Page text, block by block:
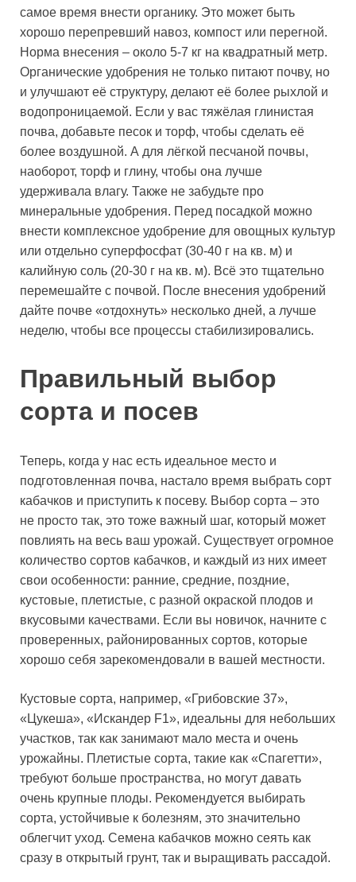
самое время внести органику. Это может быть
хорошо перепревший навоз, компост или перегной.
Норма внесения – около 5-7 кг на квадратный метр.
Органические удобрения не только питают почву, но
и улучшают её структуру, делают её более рыхлой и
водопроницаемой. Если у вас тяжёлая глинистая
почва, добавьте песок и торф, чтобы сделать её
более воздушной. А для лёгкой песчаной почвы,
наоборот, торф и глину, чтобы она лучше
удерживала влагу. Также не забудьте про
минеральные удобрения. Перед посадкой можно
внести комплексное удобрение для овощных культур
или отдельно суперфосфат (30-40 г на кв. м) и
калийную соль (20-30 г на кв. м). Всё это тщательно
перемешайте с почвой. После внесения удобрений
дайте почве «отдохнуть» несколько дней, а лучше
неделю, чтобы все процессы стабилизировались.
Правильный выбор
сорта и посев
Теперь, когда у нас есть идеальное место и
подготовленная почва, настало время выбрать сорт
кабачков и приступить к посеву. Выбор сорта – это
не просто так, это тоже важный шаг, который может
повлиять на весь ваш урожай. Существует огромное
количество сортов кабачков, и каждый из них имеет
свои особенности: ранние, средние, поздние,
кустовые, плетистые, с разной окраской плодов и
вкусовыми качествами. Если вы новичок, начните с
проверенных, районированных сортов, которые
хорошо себя зарекомендовали в вашей местности.
Кустовые сорта, например, «Грибовские 37»,
«Цукеша», «Искандер F1», идеальны для небольших
участков, так как занимают мало места и очень
урожайны. Плетистые сорта, такие как «Спагетти»,
требуют больше пространства, но могут давать
очень крупные плоды. Рекомендуется выбирать
сорта, устойчивые к болезням, это значительно
облегчит уход. Семена кабачков можно сеять как
сразу в открытый грунт, так и выращивать рассадой.